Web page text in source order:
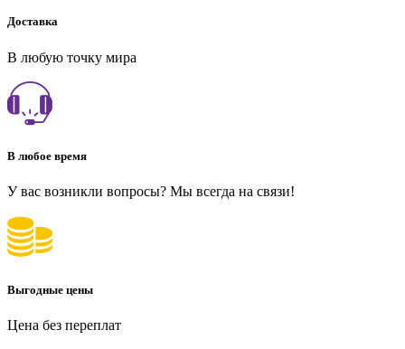
Доставка
В любую точку мира
В любое время
У вас возникли вопросы? Мы всегда на связи!
Выгодные цены
Цена без переплат